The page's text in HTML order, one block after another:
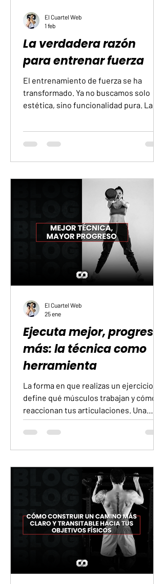
La verdadera razón
para entrenar fuerza
El entrenamiento de fuerza se ha
transformado. Ya no buscamos solo
estética, sino funcionalidad pura. La
que determinan tu calidad de vida:
pérdida de masa muscular, fuerza y
para vivir sin ayuda que el simple
tamaño de tus músculos. El cerebro
dirige el movimiento Cuando empiezas
a levantar pesas, las primeras mejoras
no son musculares, sino neurológicas.
Tu s
El Cuartel Web
1 feb
Ejecuta mejor, progresa
más: la técnica como
herramienta
La forma en que realizas un ejercicio
define qué músculos trabajan y cómo
reaccionan tus articulaciones. Una
ejecución depurada reduce la
probabilidad de lesiones, aumenta la
la técnica como parte habitual del
entrenamiento protege tu continuidad
y tu salud. Cómo practicarla
correctamente Empieza con cargas
bajas. Repetir el movimiento con poco
peso facilita la adquisición del patrón.
El Cuartel Web
25 ene